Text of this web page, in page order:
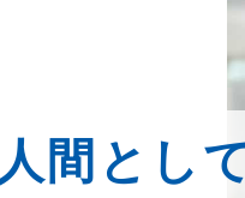
人間とし